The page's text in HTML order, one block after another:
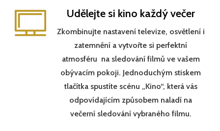
Udělejte si kino každý večer
Zkombinujte nastavení televize, osvětlení i
zatemnění a vytvořte si perfektní
atmosféru na sledování filmů ve vašem
obývacím pokoji. Jednoduchým stiskem
tlačítka spustíte scénu „Kino“, která vás
odpovídajícím způsobem naladí na
večerní sledování vybraného filmu.